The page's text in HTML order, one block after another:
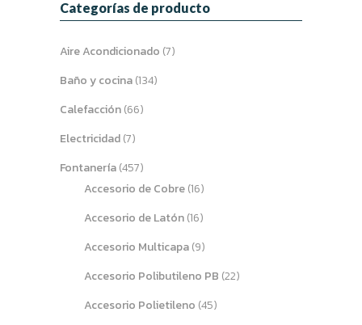
Categorías de producto
Aire Acondicionado (7)
Baño y cocina(134)
Calefacción(66)
Electricidad(7)
Fontanería(457)
Accesorio de Cobre(16)
Accesorio de Latón(16)
Accesorio Multicapa(9)
Accesorio Polibutileno PB (22)
Accesorio Polietileno (45)